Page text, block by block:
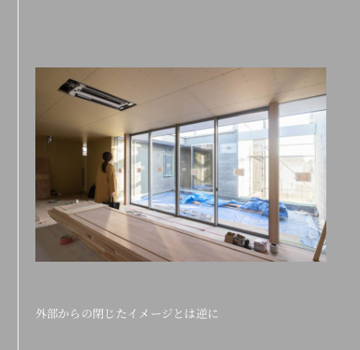
外部からの閉じたイメージとは逆に